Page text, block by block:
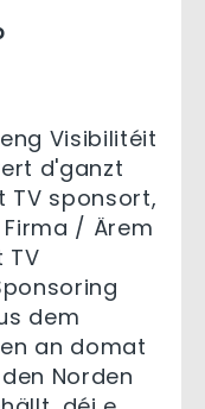
Visibilitéit
d'ganzt
TV sponsort,
/ Ärem
TV
dem
an domat
Norden